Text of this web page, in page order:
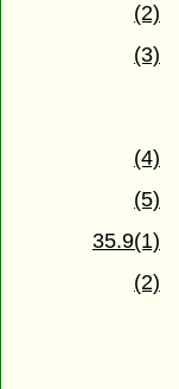
(2)
(3)
(4)
(5)
35.9(1)
(2)